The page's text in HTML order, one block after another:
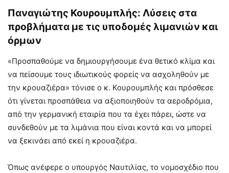
Παναγιώτης Κουρουμπλής: Λύσεις στα
προβλήματα με τις υποδομές λιμανιών και
όρμων
«Προσπαθούμε να δημιουργήσουμε ένα θετικό κλίμα και
να πείσουμε τους ιδιωτικούς φορείς να ασχοληθούν με
την κρουαζιέρα» τόνισε ο κ. Κουρουμπλής και πρόσθεσε
ότι γίνεται προσπάθεια να αξιοποιηθούν τα αεροδρόμια,
από την γερμανική εταιρία που τα έχει πάρει, ώστε να
συνδεθούν με τα λιμάνια που είναι κοντά και να μπορεί
να ξεκινάει από εκεί η κρουαζιέρα.
Όπως ανέφερε ο υπουργός Ναυτιλίας, το νομοσχέδιο που